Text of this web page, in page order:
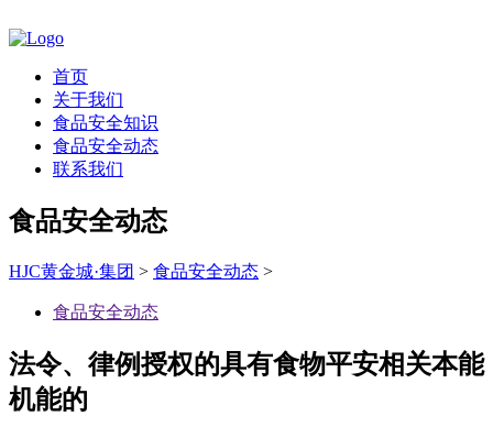
首页
关于我们
食品安全知识
食品安全动态
联系我们
食品安全动态
HJC黄金城·集团 > 食品安全动态 >
食品安全动态
法令、律例授权的具有食物平安相关本能
机能的